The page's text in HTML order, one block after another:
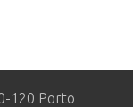
120 Porto